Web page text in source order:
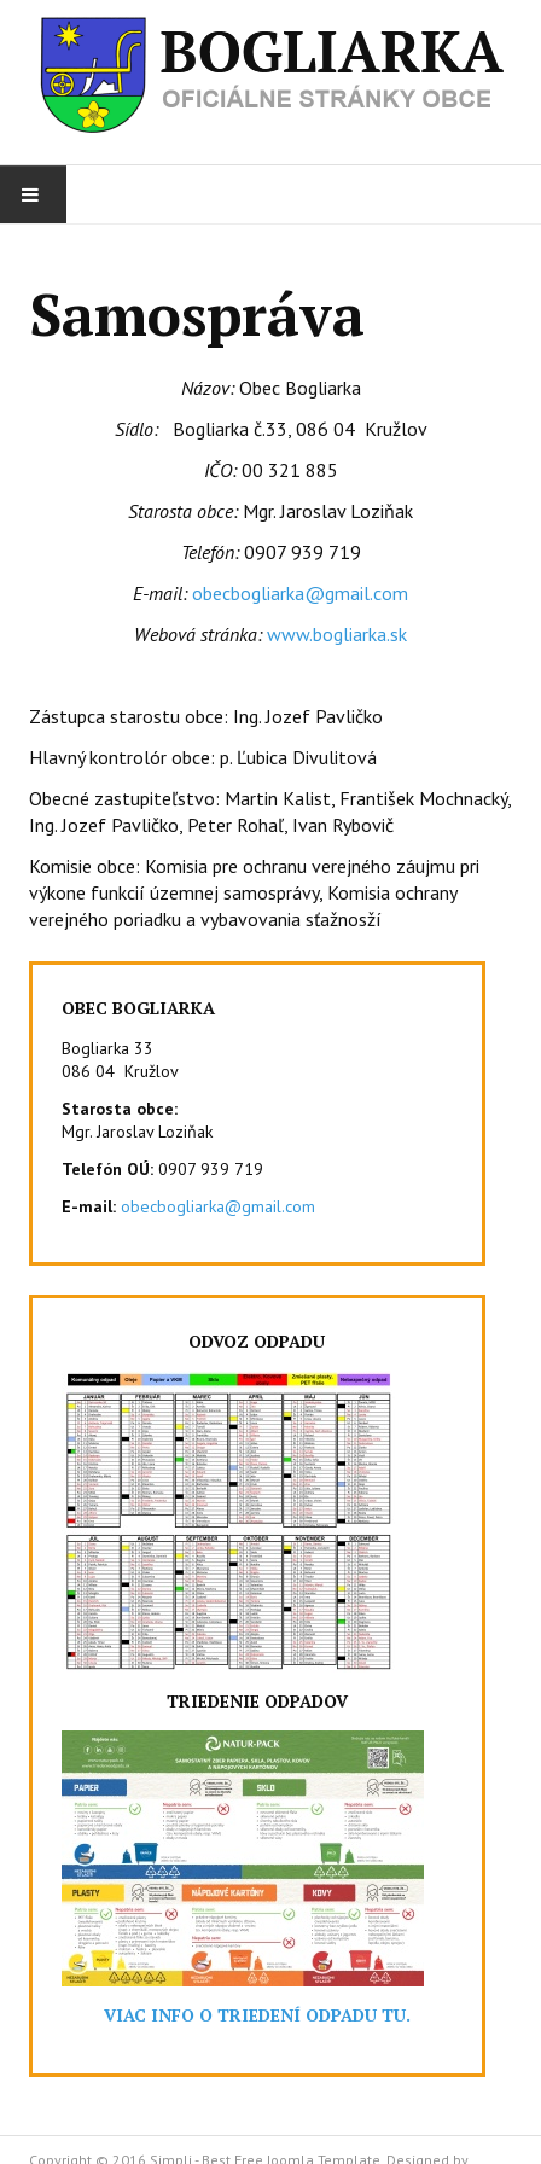
SAMOSPRÁVA
ZVEREJŇOVANIE DOKUMENTOV
Zmluvy, objednávky, faktúry
VZN
Samospráva
Názov:Obec Bogliarka
Sídlo:Bogliarka č.33, 086 04 Kružlov
IČO:00 321 885
Starosta obce:Mgr. Jaroslav Loziňak
Telefón:0907 939 719
E-mail: obecbogliarka@gmail.com
Webová stránka: www.bogliarka.sk
Zástupca starostu obce: Ing. Jozef Pavličko
Hlavný kontrolór obce: p. Ľubica Divulitová
Obecné zastupiteľstvo: Martin Kalist, František Mochnacký,
Ing. Jozef Pavličko, Peter Rohaľ, Ivan Rybovič
Komisie obce: Komisia pre ochranu verejného záujmu pri
výkone funkcií územnej samosprávy, Komisia ochrany
verejného poriadku a vybavovania sťažnosží
OBEC BOGLIARKA
Bogliarka 33
086 04 Kružlov
Starosta obce:
Mgr. Jaroslav Loziňak
Telefón OÚ: 0907 939 719
E-mail: obecbogliarka@gmail.com
ODVOZ ODPADU
TRIEDENIE ODPADOV
VIAC INFO O TRIEDENÍ ODPADU TU.
Copyright © 2016 Simpli - Best Free Joomla Template. Designed by